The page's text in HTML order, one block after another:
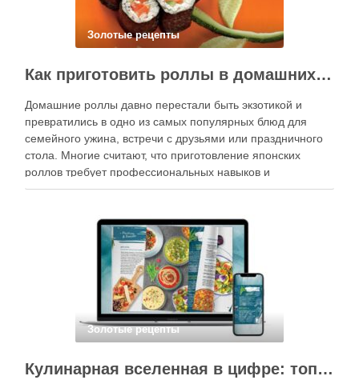
Золотые рецепты
Как приготовить роллы в домашних условиях?
Домашние роллы давно перестали быть экзотикой и
превратились в одно из самых популярных блюд для
семейного ужина, встречи с друзьями или праздничного
стола. Многие считают, что приготовление японских
роллов требует профессиональных навыков и
специального оборудования, однако на практике сделать
кухне. Главное — …
Золотые рецепты
Кулинарная вселенная в цифре: топ-3 самых больших электронных книг рецептов